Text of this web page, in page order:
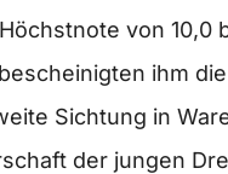
von 10,0
ihm
Sichtung in
der jungen